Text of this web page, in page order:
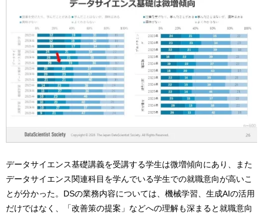
データサイエンス基礎講義を受講する学生は微増傾向にあり、また
データサイエンス関連科目を学んでいる学生での就職意向が高いこ
とが分かった。DSの業務内容については、機械学習、生成AIの活用
だけではなく、「改善策の提案」などへの理解も深まると就職意向